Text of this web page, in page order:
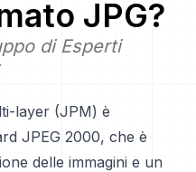
JPG?
di Esperti
layer (JPM) è
JPEG 2000, che è
delle immagini e un